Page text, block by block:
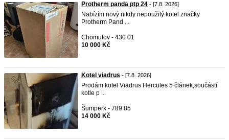
Protherm panda ptp 24 - [7.8. 2026]
Nabízím nový nikdy nepoužitý kotel značky
Protherm Pand ...
Chomutov - 430 01
10 000 Kč
Kotel viadrus - [7.8. 2026]
Prodám kotel Viadrus Hercules 5 článek,součástí
kotle p ...
Šumperk - 789 85
14 000 Kč